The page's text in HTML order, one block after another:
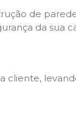
de
da sua
cliente,